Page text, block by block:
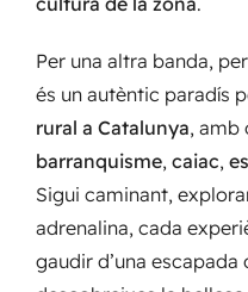
Per una altra banda,
és un autèntic paradís
rural a Catalunya, amb
barranquisme, caiac,
Sigui caminant,
adrenalina, cada
gaudir d’una